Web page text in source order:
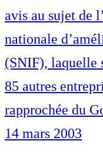
avis au sujet de
nationale
(SNIF), laquelle
85 autres
rapprochée du
14 mars 2003